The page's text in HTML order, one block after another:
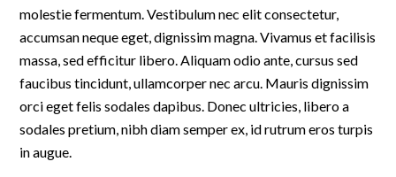
molestie fermentum. Vestibulum nec elit consectetur,
accumsan neque eget, dignissim magna. Vivamus et facilisis
massa, sed efficitur libero. Aliquam odio ante, cursus sed
faucibus tincidunt, ullamcorper nec arcu. Mauris dignissim
orci eget felis sodales dapibus. Donec ultricies, libero a
sodales pretium, nibh diam semper ex, id rutrum eros turpis
in augue.